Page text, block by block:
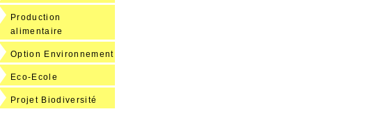
Production
alimentaire
Option Environnement
Eco-Ecole
Projet Biodiversité